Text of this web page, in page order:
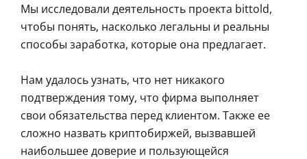
Мы исследовали деятельность проекта bittold,
чтобы понять, насколько легальны и реальны
способы заработка, которые она предлагает.
Нам удалось узнать, что нет никакого
подтверждения тому, что фирма выполняет
свои обязательства перед клиентом. Также ее
сложно назвать криптобиржей, вызвавшей
наибольшее доверие и пользующейся